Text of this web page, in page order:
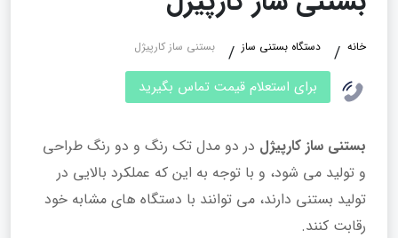
خانه دستگاه بستنی ساز بستنی ساز کارپیژل
برای استعلام قیمت تماس بگیرید
بستنی ساز کارپیژل در دو مدل تک رنگ و دو رنگ طراحی
و تولید می شود، و با توجه به این که عملکرد بالایی در
تولید بستنی دارند، می توانند با دستگاه های مشابه خود
رقابت کنند.